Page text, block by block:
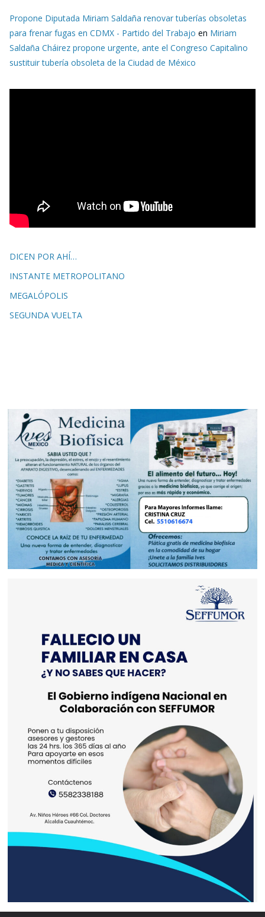
Propone Diputada Miriam Saldaña renovar tuberías obsoletas
para frenar fugas en CDMX - Partido del Trabajo en Miriam
Saldaña Cháirez propone urgente, ante el Congreso Capitalino
sustituir tubería obsoleta de la Ciudad de México
DICEN POR AHÍ…
INSTANTE METROPOLITANO
MEGALÓPOLIS
SEGUNDA VUELTA